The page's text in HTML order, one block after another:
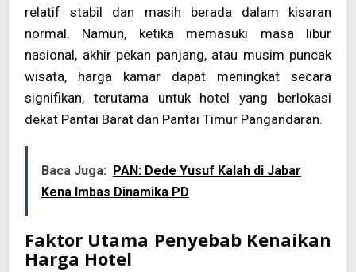
relatif stabil dan masih berada dalam kisaran
normal. Namun, ketika memasuki masa libur
nasional, akhir pekan panjang, atau musim puncak
wisata, harga kamar dapat meningkat secara
signifikan, terutama untuk hotel yang berlokasi
dekat Pantai Barat dan Pantai Timur Pangandaran.
Baca Juga: PAN: Dede Yusuf Kalah di Jabar
Kena Imbas Dinamika PD
Faktor Utama Penyebab Kenaikan
Harga Hotel